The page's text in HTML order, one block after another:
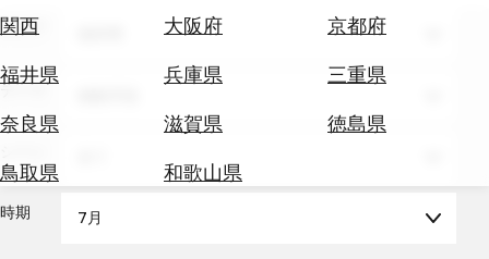
関西 大阪府
京都府
福井県
兵庫県
三重県
奈良県
滋賀県
徳島県
鳥取県
和歌山県
券
テ
を
エリア
テーマ
時期 7月